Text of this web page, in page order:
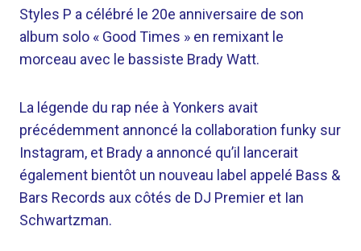
Styles P a célébré le 20e anniversaire de son
album solo « Good Times » en remixant le
morceau avec le bassiste Brady Watt.
La légende du rap née à Yonkers avait
précédemment annoncé la collaboration funky sur
Instagram, et Brady a annoncé qu’il lancerait
également bientôt un nouveau label appelé Bass &
Bars Records aux côtés de DJ Premier et Ian
Schwartzman.